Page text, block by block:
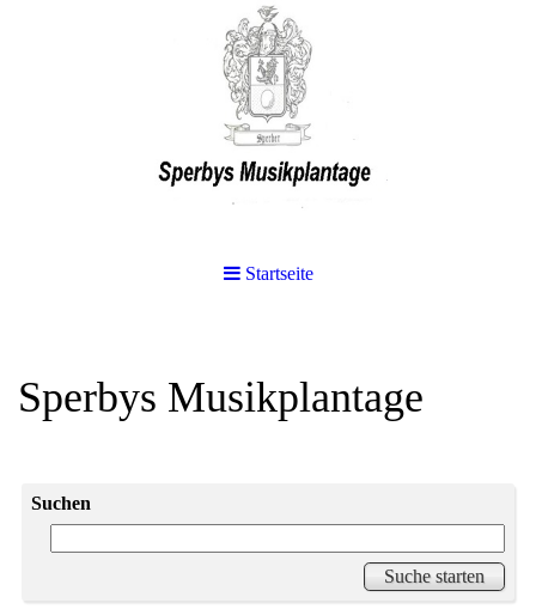
Startseite
Sperbys Musikplantage
Suchen